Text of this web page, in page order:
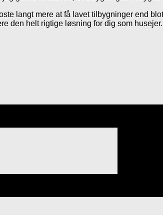
langt mere at få lavet tilbygninger end
den helt rigtige løsning for dig som husejer.